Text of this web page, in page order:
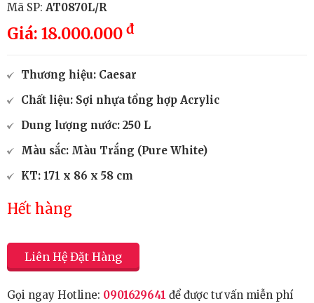
Mã SP: AT0870L/R
Giá: 18.000.000 đ
Thương hiệu: Caesar
Chất liệu: Sợi nhựa tổng hợp Acrylic
Dung lượng nước: 250 L
Màu sắc: Màu Trắng (Pure White)
KT: 171 x 86 x 58 cm
Hết hàng
Liên Hệ Đặt Hàng
Gọi ngay Hotline: 0901629641 để được tư vấn miễn phí